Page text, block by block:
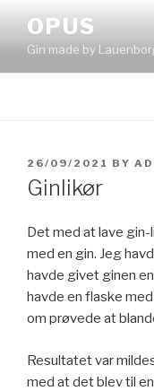
content
OPUS
Gin made by
POSTED
ON
26/09/2021 BY
Ginlikør
Det med at lave
med en gin. Jeg
havde givet ginen
havde en flaske
om prøvede at
Resultatet var
med at det blev til